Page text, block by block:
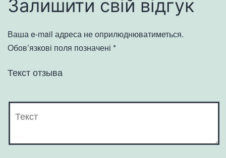
Залишити свій відгук
Ваша e-mail адреса не оприлюднюватиметься.
Обов’язкові поля позначені *
Текст отзыва